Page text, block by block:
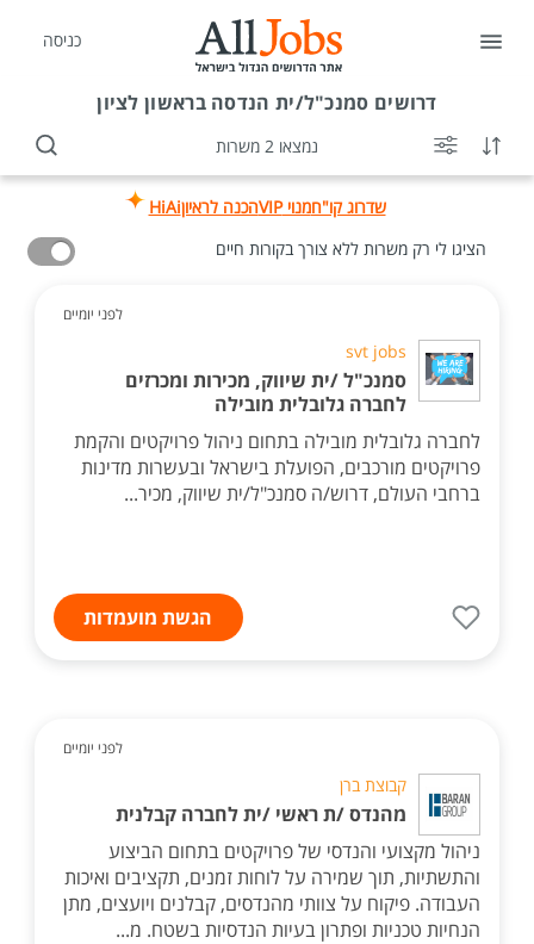
כניסה
דרושים סמנכ"ל/ית הנדסה בראשון לציון
נמצאו 2 משרות
שדרוג קו"חמנוי VIP הכנה לראיוןHiAi
הציגו לי רק משרות ללא צורך בקורות חיים
לפני יומיים
svt jobs
סמנכ"ל /ית שיווק, מכירות ומכרזים
לחברה גלובלית מובילה
לחברה גלובלית מובילה בתחום ניהול פרויקטים והקמת
פרויקטים מורכבים, הפועלת בישראל ובעשרות מדינות
ברחבי העולם, דרוש/ה סמנכ"ל/ית שיווק, מכיר...
הגשת מועמדות
לפני יומיים
קבוצת ברן
מהנדס /ת ראשי /ית לחברה קבלנית
ניהול מקצועי והנדסי של פרויקטים בתחום הביצוע
והתשתיות, תוך שמירה על לוחות זמנים, תקציבים ואיכות
העבודה. פיקוח על צוותי מהנדסים, קבלנים ויועצים, מתן
הנחיות טכניות ופתרון בעיות הנדסיות בשטח. מ...